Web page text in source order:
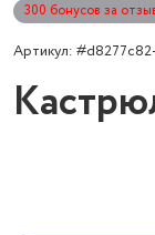
300 бонусов за
Артикул: